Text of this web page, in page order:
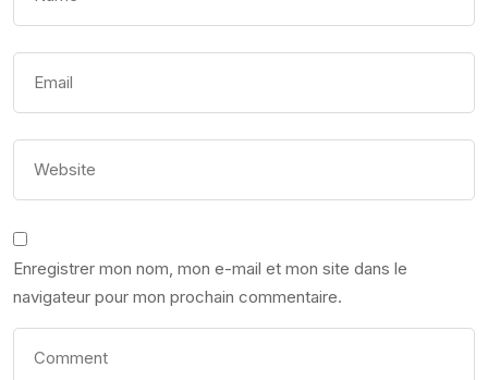
Enregistrer mon nom, mon e-mail et mon site dans le
navigateur pour mon prochain commentaire.